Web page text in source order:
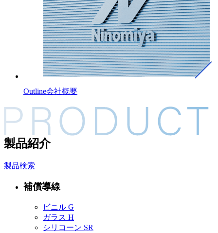
Outline会社概要
製品紹介
製品検索
補償導線
ビニル G
ガラス H
シリコーン SR